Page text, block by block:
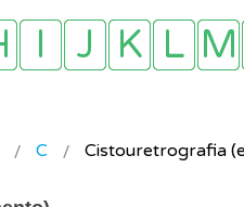
C Cistouretrografia